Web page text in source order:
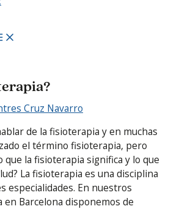
Cruz Navarro
de la fisioterapia y en muchas
el término fisioterapia, pero
que la fisioterapia significa y lo que
La fisioterapia es una disciplina
especialidades. En nuestros
Barcelona disponemos de